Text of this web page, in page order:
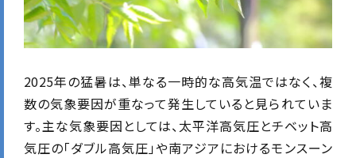
2025年の猛暑は、単なる一時的な高気温ではなく、複
数の気象要因が重なって発生していると見られていま
す。主な気象要因としては、太平洋高気圧とチベット高
気圧の「ダブル高気圧」や南アジアにおけるモンスーン